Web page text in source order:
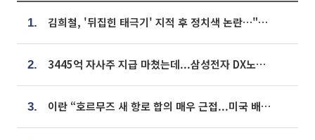
1. 김희철, '뒤집힌 태극기' 지적 후 정치색 논란…"좌우 떠나 우리나라 국기"
2. 3445억 자사주 지급 마쳤는데...삼성전자 DX노조, 뒤늦은 '떼쓰기 집회'
3. 이란 “호르무즈 새 항로 합의 매우 근접...미국 배상 먼저”